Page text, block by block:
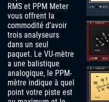
RMS et PPM Meter
vous offrent la
commodité d’avoir
trois analyseurs
dans un seul
paquet. Le VU-mètre
a une balistique
analogique, le PPM-
mètre indique à quel
point votre piste est